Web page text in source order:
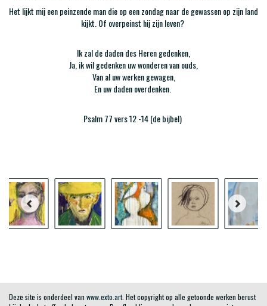
Het lijkt mij een peinzende man die op een zondag naar de gewassen op zijn land
kijkt. Of overpeinst hij zijn leven?
Ik zal de daden des Heren gedenken,
Ja, ik wil gedenken uw wonderen van ouds,
Van al uw werken gewagen,
En uw daden overdenken.
Psalm 77 vers 12 -14 (de bijbel)
Deze site is onderdeel van www.exto.art. Het copyright op alle getoonde werken berust